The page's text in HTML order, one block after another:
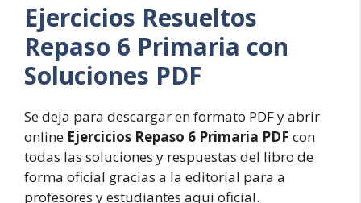
Ejercicios Resueltos
Repaso 6 Primaria con
Soluciones PDF
Se deja para descargar en formato PDF y abrir
online Ejercicios Repaso 6 Primaria PDF con
todas las soluciones y respuestas del libro de
forma oficial gracias a la editorial para a
profesores y estudiantes aqui oficial.